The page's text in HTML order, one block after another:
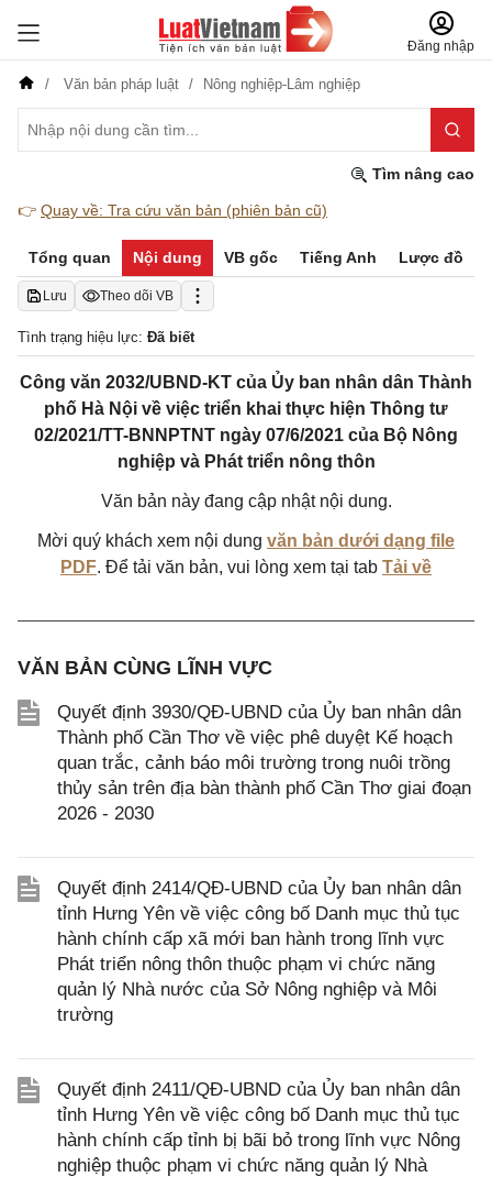
Đăng nhập
Văn bản pháp luật Nông nghiệp-Lâm nghiệp
Tìm nâng cao
👉 Quay về: Tra cứu văn bản (phiên bản cũ)
Tổng quan Nội dung VB gốc Tiếng Anh Lược đồ
Lưu Theo dõi VB
Tình trạng hiệu lực: Đã biết
Công văn 2032/UBND-KT của Ủy ban nhân dân Thành
phố Hà Nội về việc triển khai thực hiện Thông tư
02/2021/TT-BNNPTNT ngày 07/6/2021 của Bộ Nông
nghiệp và Phát triển nông thôn
Văn bản này đang cập nhật nội dung.
Mời quý khách xem nội dung văn bản dưới dạng file
PDF. Để tải văn bản, vui lòng xem tại tab Tải về
VĂN BẢN CÙNG LĨNH VỰC
Quyết định 3930/QĐ-UBND của Ủy ban nhân dân
Thành phố Cần Thơ về việc phê duyệt Kế hoạch
quan trắc, cảnh báo môi trường trong nuôi trồng
thủy sản trên địa bàn thành phố Cần Thơ giai đoạn
2026 - 2030
Quyết định 2414/QĐ-UBND của Ủy ban nhân dân
tỉnh Hưng Yên về việc công bố Danh mục thủ tục
hành chính cấp xã mới ban hành trong lĩnh vực
Phát triển nông thôn thuộc phạm vi chức năng
quản lý Nhà nước của Sở Nông nghiệp và Môi
trường
Quyết định 2411/QĐ-UBND của Ủy ban nhân dân
tỉnh Hưng Yên về việc công bố Danh mục thủ tục
hành chính cấp tỉnh bị bãi bỏ trong lĩnh vực Nông
nghiệp thuộc phạm vi chức năng quản lý Nhà